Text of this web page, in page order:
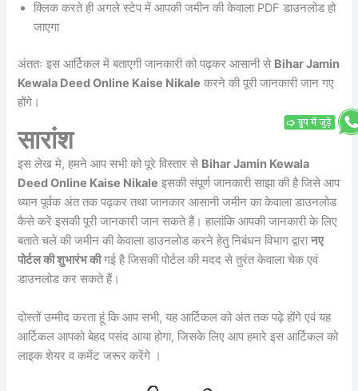
क्लिक करते ही अगले स्टेप में आपकी जमीन की केवाला PDF डाउनलोड हो
जाएगा
अंततः इस आर्टिकल में बताएगी जानकारी को पढ़कर आसानी से Bihar Jamin
Kewala Deed Online Kaise Nikale करने की पूरी जानकारी जान गए
होंगे।
सारांश
इस लेख मे, हमने आप सभी को पूरे विस्तार से Bihar Jamin Kewala
Deed Online Kaise Nikale इसकी संपूर्ण जानकारी साझा की है जिसे आप
ध्यान पूर्वक अंत तक पढ़कर तथा जानकार आसानी जमीन का केवाला डाउनलोड
कैसे करें इसकी पूरी जानकारी जान सकते हैं। हालांकि आपकी जानकारी के लिए
बताते चले की जमीन की केवाला डाउनलोड करने हेतु निबंधन विभाग द्वारानए
पोर्टल की शुभारंभ कीगई है जिसकी पोर्टल की मदद से तुरंत केवाला चेक एवं
डाउनलोड कर सकते हैं।
दोस्तों उम्मीद करता हूं कि आप सभी, यह आर्टिकल को अंत तक पढ़े होंगे एवं यह
आर्टिकल आपको बेहद पसंद आया होगा, जिसके लिए आप हमारे इस आर्टिकल को
लाइक शेयर व कमेंट जरूर करेंगे ।